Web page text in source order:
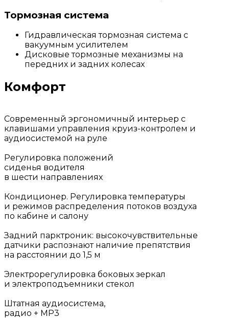
Тормозная система
Гидравлическая тормозная система с
вакуумным усилителем
Дисковые тормозные механизмы на
передних и задних колесах
Комфорт
Современный эргономичный интерьер с
клавишами управления круиз-контролем и
аудиосистемой на руле
Регулировка положений
сиденья водителя
в шести направлениях
Кондиционер. Регулировка температуры
и режимов распределения потоков воздуха
по кабине и салону
Задний парктроник: высокочувствительные
датчики распознают наличие препятствия
на расстоянии до 1,5 м
Электрорегулировка боковых зеркал
и электроподъемники стекол
Штатная аудиосистема,
радио + MP3